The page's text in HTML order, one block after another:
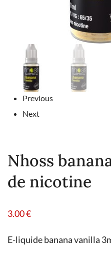
Previous
Next
Nhoss
de nicotine
3.00€
E-liquide banana vanilla